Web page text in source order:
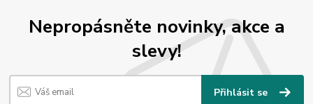
Nepropásněte novinky, akce a
slevy!
Přihlásit se